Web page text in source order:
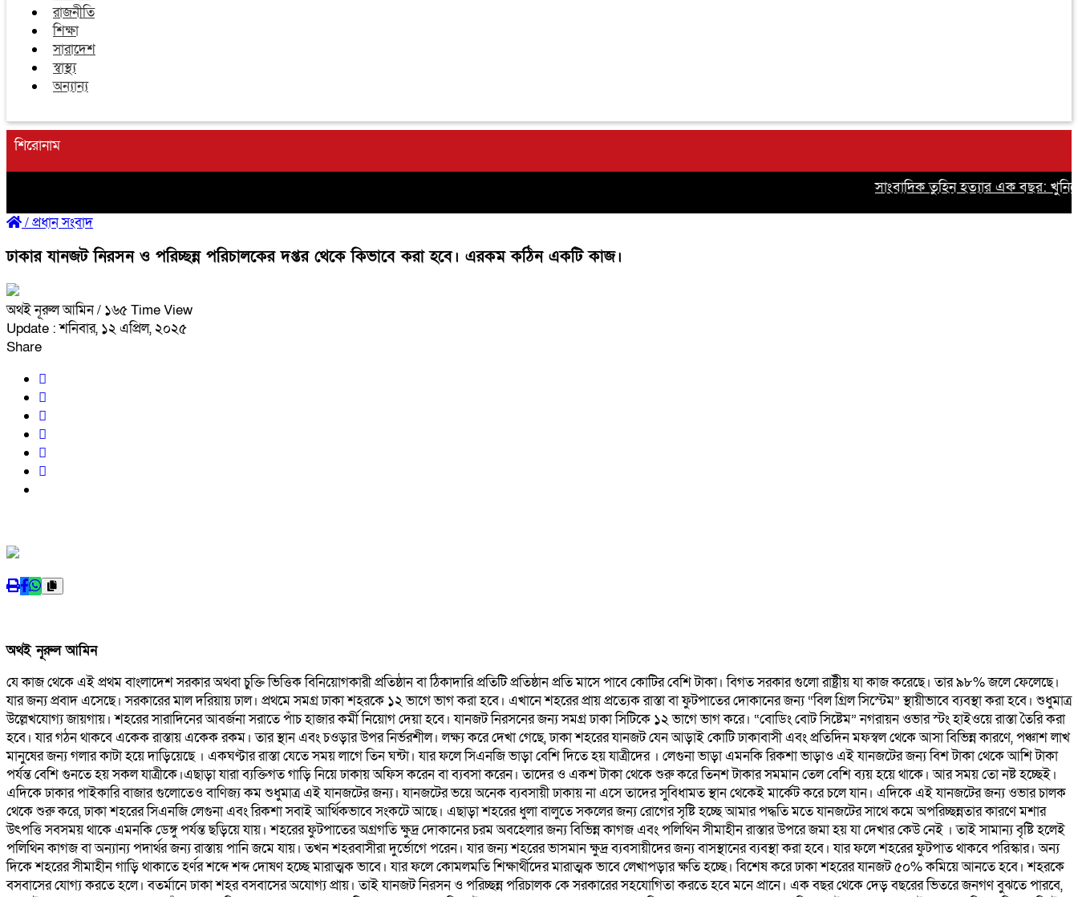
রাজনীতি
শিক্ষা
সারাদেশ
স্বাস্থ্য
অন্যান্য
শিরোনাম
সাংবাদিক তুহিন হত্যার এক বছর: খুনিদের
/প্রধান সংবাদ
ঢাকার যানজট নিরসন ও পরিচ্ছন্ন পরিচালকের দপ্তর থেকে কিভাবে করা হবে। এরকম কঠিন একটি কাজ।
অথই নূরুল আমিন/ ১৬৫ Time View
Update : শনিবার, ১২ এপ্রিল, ২০২৫
Share
অথই নূরুল আমিন
যে কাজ থেকে এই প্রথম বাংলাদেশ সরকার অথবা চুক্তি ভিত্তিক বিনিয়োগকারী প্রতিষ্ঠান বা ঠিকাদারি প্রতিটি প্রতিষ্ঠান প্রতি মাসে পাবে কোটির বেশি টাকা। বিগত সরকার গুলো রাষ্ট্রীয় যা কাজ করেছে। তার ৯৮% জলে ফেলেছে।
যার জন‍্য প্রবাদ এসেছে। সরকারের মাল দরিয়ায় ঢাল। প্রথমে সমগ্র ঢাকা শহরকে ১২ ভাগে ভাগ করা হবে। এখানে শহরের প্রায় প্রত‍্যেক রাস্তা বা ফুটপাতের দোকানের জন‍্য “বিল গ্রিল সিস্টেম” স্থায়ীভাবে ব‍্যবস্থা করা হবে। শুধুমাত্র
উল্লেখযোগ্য জায়গায়। শহরের সারাদিনের আবর্জনা সরাতে পাঁচ হাজার কর্মী নিয়োগ দেয়া হবে। যানজট নিরসনের জন‍্য সমগ্র ঢাকা সিটিকে ১২ ভাগে ভাগ করে। “বোডিং বোট সিষ্টেম” নগরায়ন ওভার স্টং হাইওয়ে রাস্তা তৈরি করা
হবে। যার গঠন থাকবে একেক রাস্তায় একেক রকম। তার স্থান এবং চওড়ার উপর নির্ভরশীল। লক্ষ্য করে দেখা গেছে, ঢাকা শহরের যানজট যেন আড়াই কোটি ঢাকাবাসী এবং প্রতিদিন মফস্বল থেকে আসা বিভিন্ন কারণে, পঞ্চাশ লাখ
মানুষের জন‍্য গলার কাটা হয়ে দাড়িয়েছে । একঘণ্টার রাস্তা যেতে সময় লাগে তিন ঘন্টা। যার ফলে সিএনজি ভাড়া বেশি দিতে হয় যাত্রীদের । লেগুনা ভাড়া এমনকি রিকশা ভাড়াও এই যানজটের জন‍্য বিশ টাকা থেকে আশি টাকা
পর্যন্ত বেশি গুনতে হয় সকল যাত্রীকে।এছাড়া যারা ব‍্যক্তিগত গাড়ি নিয়ে ঢাকায় অফিস করেন বা ব‍্যবসা করেন। তাদের ও একশ টাকা থেকে শুরু করে তিনশ টাকার সমমান তেল বেশি ব‍্যয় হয়ে থাকে। আর সময় তো নষ্ট হচ্ছেই।
এদিকে ঢাকার পাইকারি বাজার গুলোতেও বাণিজ্য কম শুধুমাত্র এই যানজটের জন‍্য। যানজটের ভয়ে অনেক ব‍্যবসায়ী ঢাকায় না এসে তাদের সুবিধামত স্থান থেকেই মার্কেট করে চলে যান। এদিকে এই যানজটের জন‍্য ওভার চালক
থেকে শুরু করে, ঢাকা শহরের সিএনজি লেগুনা এবং রিকশা সবাই আর্থিকভাবে সংকটে আছে। এছাড়া শহরের ধুলা বালুতে সকলের জন্য রোগের সৃষ্টি হচ্ছে আমার পদ্ধতি মতে যানজটের সাথে কমে অপরিচ্ছন্নতার কারণে মশার
উৎপত্তি সবসময় থাকে এমনকি ডেঙ্গু পর্যন্ত ছড়িয়ে যায়। শহরের ফুটপাতের অগ্রগতি ক্ষুদ্র দোকানের চরম অবহেলার জন‍্য বিভিন্ন কাগজ এবং পলিথিন সীমাহীন রাস্তার উপরে জমা হয় যা দেখার কেউ নেই । তাই সামান্য বৃষ্টি হলেই
পলিথিন কাগজ বা অন‍্যান‍্য পদার্থর জন‍্য রাস্তায় পানি জমে যায়। তখন শহরবাসীরা দুর্ভোগে পরেন। যার জন‍্য শহরের ভাসমান ক্ষুদ্র ব‍্যবসায়ীদের জন‍্য বাসস্থানের ব‍্যবস্থা করা হবে। যার ফলে শহরের ফুটপাত থাকবে পরিস্কার। অন‍্য‍
দিকে শহরের সীমাহীন গাড়ি থাকাতে হর্ণর শব্দে শব্দ দোষণ হচ্ছে মারাত্মক ভাবে। যার ফলে কোমলমতি শিক্ষার্থীদের মারাত্মক ভাবে লেখাপড়ার ক্ষতি হচ্ছে। বিশেষ করে ঢাকা শহরের যানজট ৫০% কমিয়ে আনতে হবে। শহরকে
বসবাসের যোগ্য করতে হলে। বতর্মানে ঢাকা শহর বসবাসের অযোগ্য প্রায়। তাই যানজট নিরসন ও পরিচ্ছন্ন পরিচালক কে সরকারের সহযোগিতা করতে হবে মনে প্রানে। এক বছর থেকে দেড় বছরের ভিতরে জনগণ বুঝতে পারবে,